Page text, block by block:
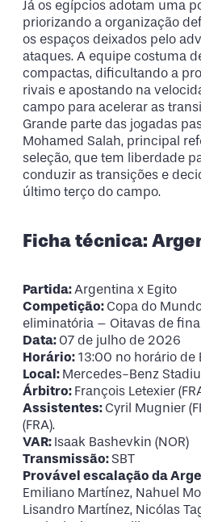
Já os egípcios adotam uma
priorizando a organização
os espaços deixados pelo
ataques. A equipe costuma
compactas, dificultando a
rivais e apostando na
campo para acelerar as
Grande parte das jogadas
Mohamed Salah, principal
seleção, que tem liberdade
conduzir as transições e
último terço do campo.
Ficha técnica:
Partida:Argentina x Egito
Competição: Copa do
eliminatória – Oitavas de
Data: 07 de julho de 2026
Horário: 13:00 no horário de
Local: Mercedes-Benz
Árbitro: François Letexier
Assistentes: Cyril Mugnier
(FRA).
VAR: Isaak Bashevkin (NOR)
Transmissão: SBT
Provável escalação da
Emiliano Martínez, Nahuel
Lisandro Martínez, Nicólas